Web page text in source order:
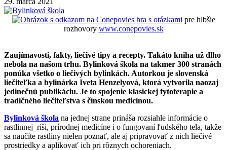
hra s otázkami pre hlbšie
rozhovory www.conepovies.sk
Zaujímavosti, fakty, liečivé tipy a recepty. Takáto kniha už dlho
nebola na našom trhu. Bylinková škola na takmer 300 stranách
ponúka všetko o liečivých bylinkách. Autorkou je slovenská
liečiteľka a bylinárka Iveta Henzelyová, ktorá vytvorila naozaj
jedinečnú publikáciu. Je to spojenie klasickej fytoterapie a
tradičného liečiteľstva s čínskou medicínou.
Bylinková škola na jednej strane prináša rozsiahle informácie o
rastlinnej ríši, prírodnej medicíne i o fungovaní ľudského tela, takže
sa naučíte rastliny nielen poznať, ale aj pripravovať z nich liečivé
prostriedky a aplikovať ich pri rôznych ochoreniach.